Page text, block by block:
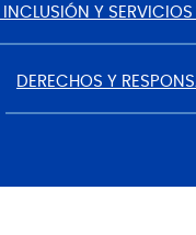
Y
DERECHOS Y